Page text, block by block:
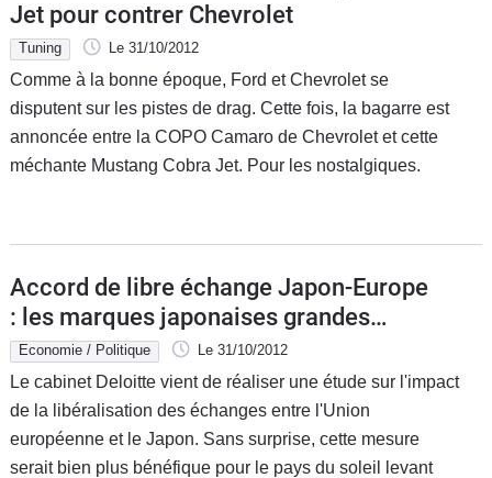
Jet pour contrer Chevrolet
Tuning Le 31/10/2012
Comme à la bonne époque, Ford et Chevrolet se
disputent sur les pistes de drag. Cette fois, la bagarre est
annoncée entre la COPO Camaro de Chevrolet et cette
méchante Mustang Cobra Jet. Pour les nostalgiques.
Accord de libre échange Japon-Europe
: les marques japonaises grandes
gagnantes ?
Economie / Politique Le 31/10/2012
Le cabinet Deloitte vient de réaliser une étude sur l'impact
de la libéralisation des échanges entre l'Union
européenne et le Japon. Sans surprise, cette mesure
serait bien plus bénéfique pour le pays du soleil levant